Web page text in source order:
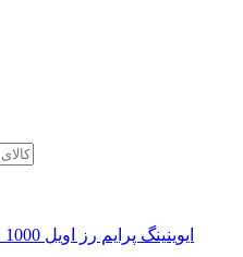
ایوینینگ پرایم رز اویل 1000 میلی گرم یوروویتال 30 عدد